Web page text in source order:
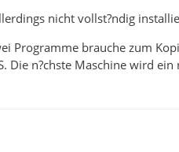
nicht vollst?ndig
Programme brauche zum
Die n?chste Maschine wird